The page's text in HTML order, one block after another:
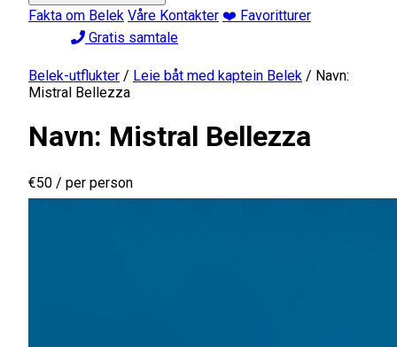
Fakta om Belek Våre Kontakter ❤️ Favoritturer
Gratis samtale
Belek-utflukter / Leie båt med kaptein Belek / Navn:
Mistral Bellezza
Navn: Mistral Bellezza
€50 / per person